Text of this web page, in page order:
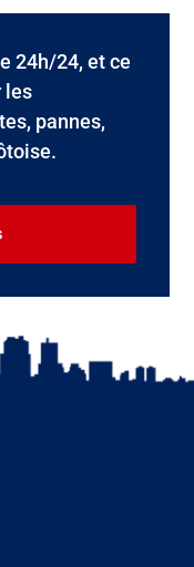
24h/24, et ce
les
pannes,